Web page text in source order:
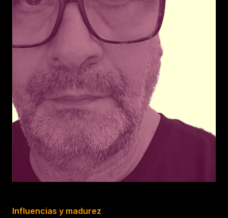
Influencias y madurez